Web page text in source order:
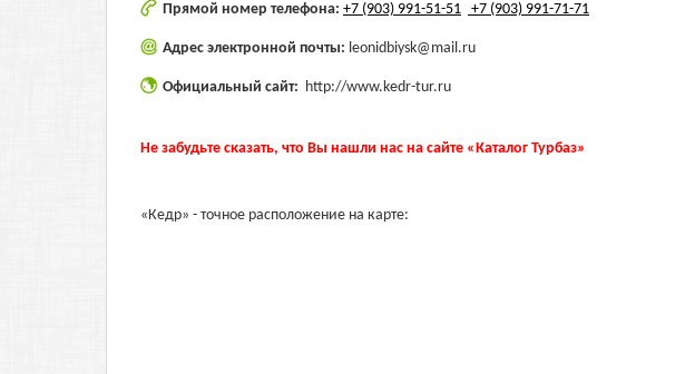
Прямой номер телефона: +7 (903) 991-51-51 +7 (903) 991-71-71
Адрес электронной почты: leonidbiysk@mail.ru
Официальный сайт: http://www.kedr-tur.ru
Не забудьте сказать, что Вы нашли нас на сайте «Каталог Турбаз»
«Кедр» - точное расположение на карте: